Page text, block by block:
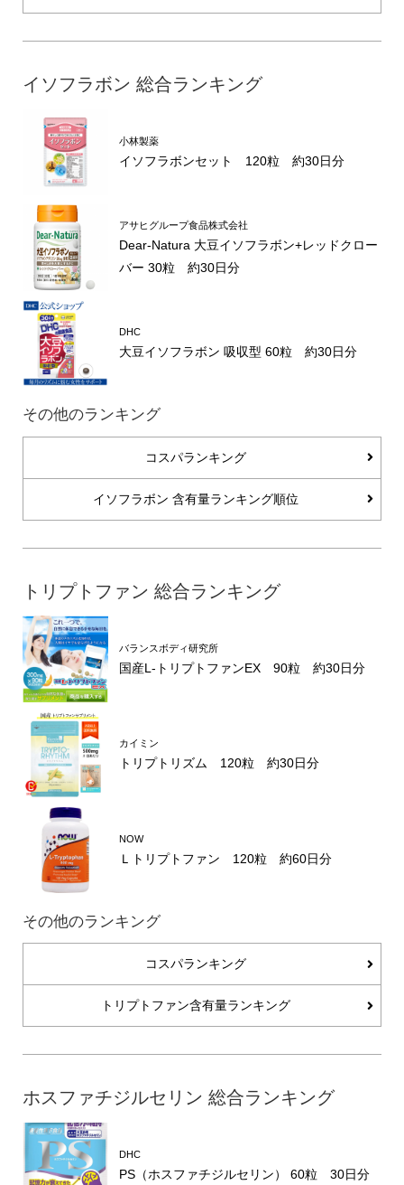
イソフラボン 総合ランキング
小林製薬
イソフラボンセット 120粒 約30日分
アサヒグループ食品株式会社
Dear-Natura 大豆イソフラボン+レッドクロー
バー 30粒 約30日分
DHC
大豆イソフラボン 吸収型 60粒 約30日分
その他のランキング
コスパランキング
イソフラボン 含有量ランキング順位
トリプトファン 総合ランキング
バランスボディ研究所
国産L-トリプトファンEX 90粒 約30日分
カイミン
トリプトリズム 120粒 約30日分
NOW
Ｌトリプトファン 120粒 約60日分
その他のランキング
コスパランキング
トリプトファン含有量ランキング
ホスファチジルセリン 総合ランキング
DHC
PS（ホスファチジルセリン） 60粒 30日分